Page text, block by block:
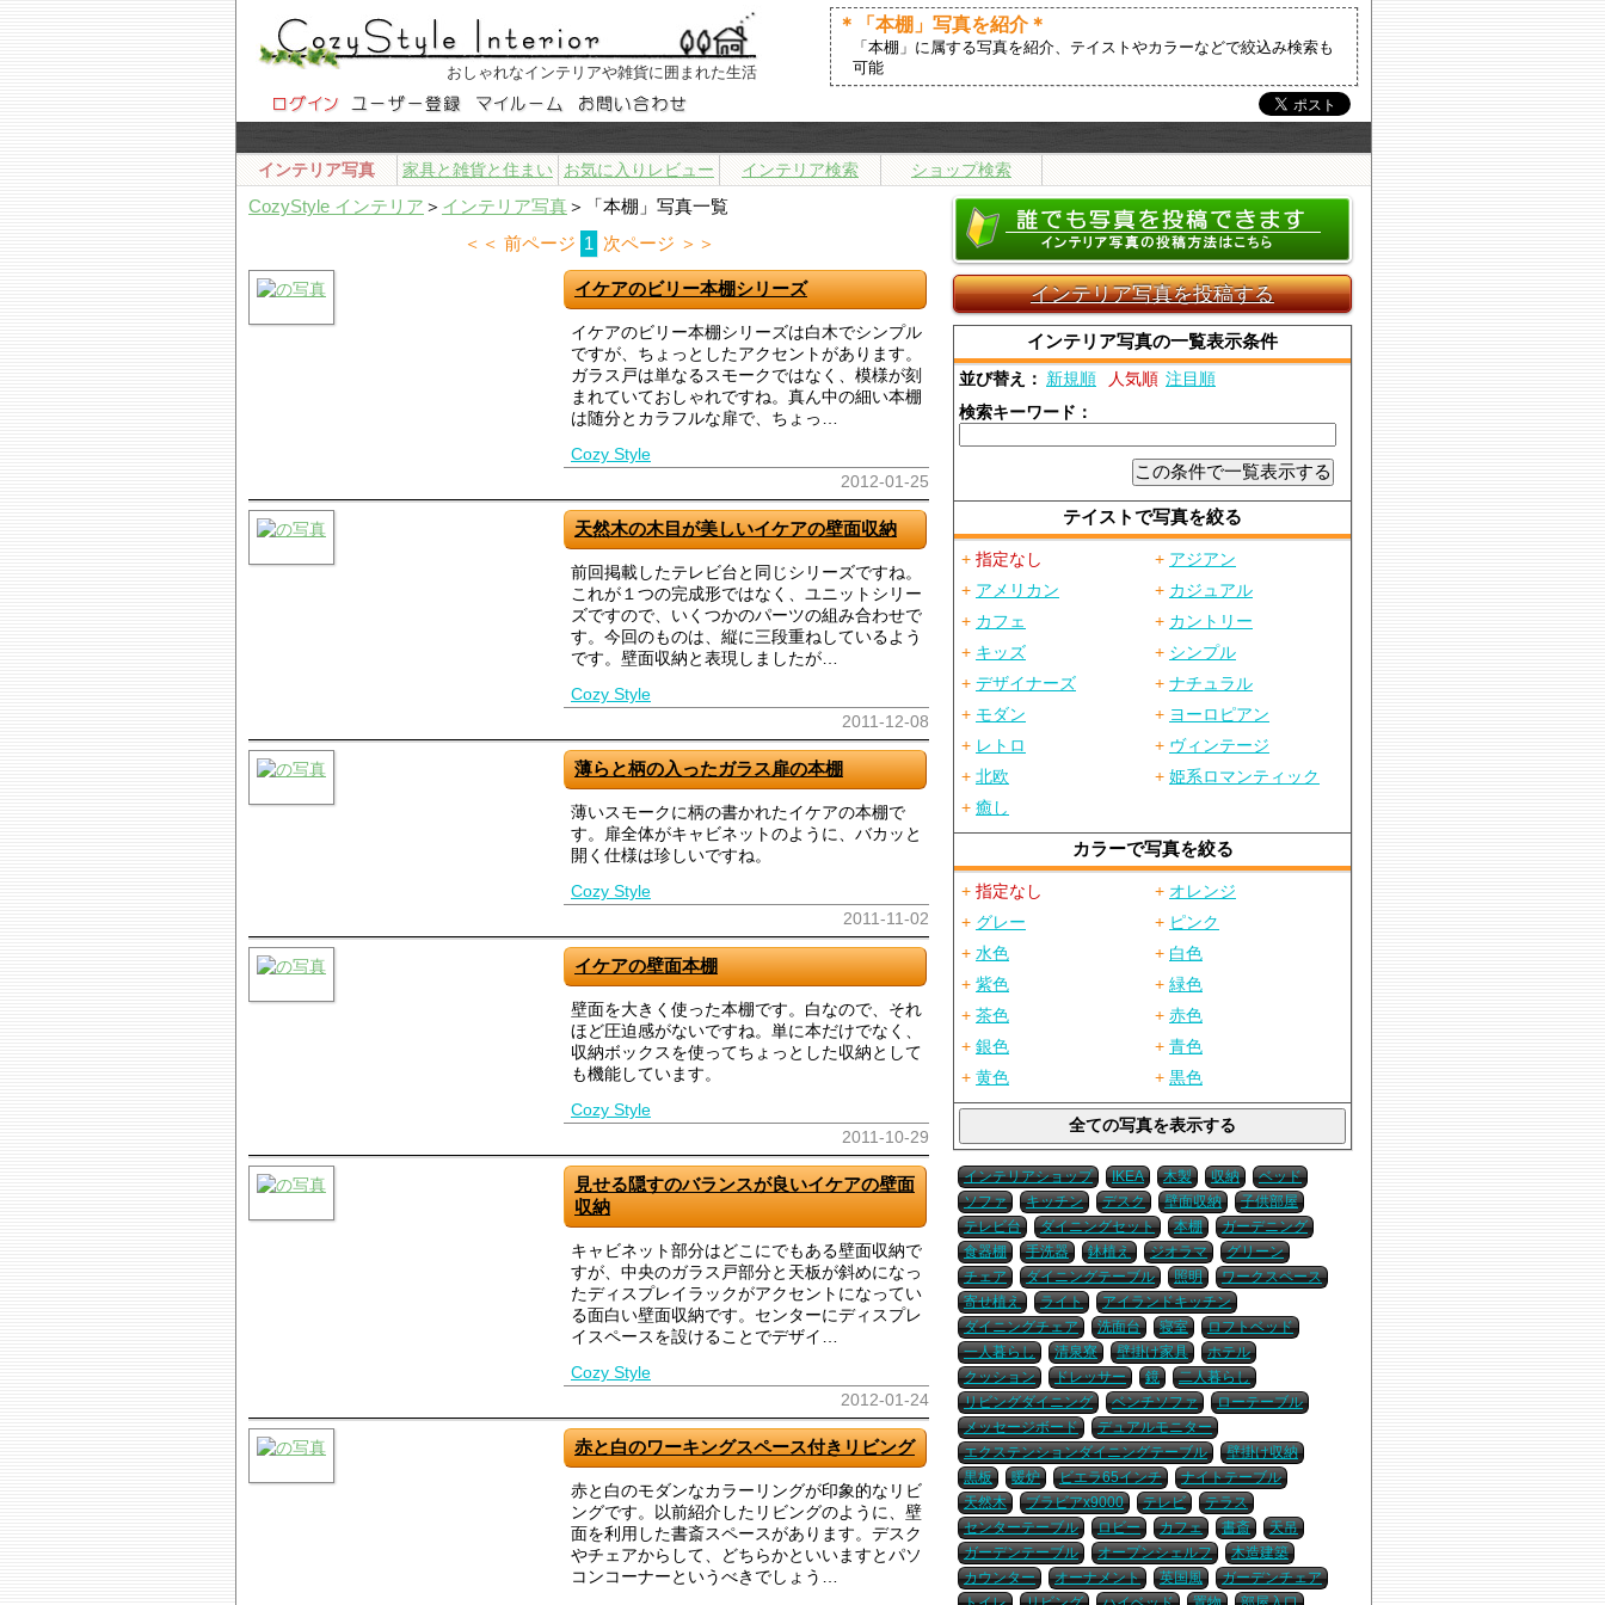
おしゃれなインテリアや雑貨に囲まれた生活
＊「本棚」写真を紹介＊
「本棚」に属する写真を紹介、テイストやカラーなどで絞込み検索も
可能
インテリア写真 家具と雑貨と住まい お気に入りレビュー インテリア検索
ショップ検索
CozyStyle インテリア ＞ インテリア写真＞「本棚」写真一覧
＜＜ 前ページ 1 次ページ ＞＞
イケアのビリー本棚シリーズ
イケアのビリー本棚シリーズは白木でシンプル
ですが、ちょっとしたアクセントがあります。
ガラス戸は単なるスモークではなく、模様が刻
まれていておしゃれですね。真ん中の細い本棚
は随分とカラフルな扉で、ちょっ…
Cozy Style
2012-01-25
天然木の木目が美しいイケアの壁面収納
前回掲載したテレビ台と同じシリーズですね。
これが１つの完成形ではなく、ユニットシリー
ズですので、いくつかのパーツの組み合わせで
す。今回のものは、縦に三段重ねしているよう
です。壁面収納と表現しましたが…
Cozy Style
2011-12-08
薄らと柄の入ったガラス扉の本棚
薄いスモークに柄の書かれたイケアの本棚で
す。扉全体がキャビネットのように、バカッと
開く仕様は珍しいですね。
Cozy Style
2011-11-02
イケアの壁面本棚
壁面を大きく使った本棚です。白なので、それ
ほど圧迫感がないですね。単に本だけでなく、
収納ボックスを使ってちょっとした収納として
も機能しています。
Cozy Style
2011-10-29
見せる隠すのバランスが良いイケアの壁面
収納
キャビネット部分はどこにでもある壁面収納で
すが、中央のガラス戸部分と天板が斜めになっ
たディスプレイラックがアクセントになってい
る面白い壁面収納です。センターにディスプレ
イスペースを設けることでデザイ…
Cozy Style
2012-01-24
赤と白のワーキングスペース付きリビング
赤と白のモダンなカラーリングが印象的なリビ
ングです。以前紹介したリビングのように、壁
面を利用した書斎スペースがあります。デスク
やチェアからして、どちらかといいますとパソ
コンコーナーというべきでしょう…
インテリア写真を投稿する
インテリア写真の一覧表示条件
並び替え： 新規順 人気順 注目順
検索キーワード：
テイストで写真を絞る
+ 指定なし + アジアン
+ アメリカン + カジュアル
+ カフェ + カントリー
+ キッズ + シンプル
+ デザイナーズ + ナチュラル
+ モダン + ヨーロピアン
+ レトロ + ヴィンテージ
+ 北欧 + 姫系ロマンティック
+ 癒し
カラーで写真を絞る
+ 指定なし + オレンジ
+ グレー + ピンク
+ 水色 + 白色
+ 紫色 + 緑色
+ 茶色 + 赤色
+ 銀色 + 青色
+ 黄色 + 黒色
インテリアショップ IKEA 木製 収納
ベッド
ソファ
キッチン デスク 壁面収納
子供部屋
テレビ台
ダイニングセット 本棚
ガーデニング
食器棚
手洗器 鉢植え ジオラマ
グリーン
チェア
ダイニングテーブル 照明
ワークスペース
寄せ植え
ライト
アイランドキッチン
ダイニングチェア
洗面台 寝室
ロフトベッド
一人暮らし
清泉寮 壁掛け家具
ホテル
クッション
ドレッサー 鏡
二人暮らし
リビングダイニング
ベンチソファ
ローテーブル
メッセージボード
デュアルモニター
エクステンションダイニングテーブル
壁掛け収納
黒板
暖炉 ビエラ65インチ
ナイトテーブル
天然木
ブラビアx9000 テレビ
テラス
センターテーブル
ロビー カフェ 書斎
天吊
ガーデンテーブル
オープンシェルフ
木造建築
カウンター
オーナメント 英国風
ガーデンチェア